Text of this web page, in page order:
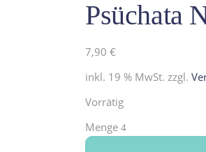
Psüchata
7,90 €
inkl. 19 % MwSt. zzgl.
Vorrätig
Psüchata
Notizbuch,
Menge